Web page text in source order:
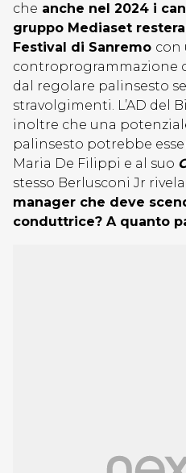
che anche nel 2024 i
gruppo Mediaset
Festival di Sanremo con
controprogrammazione
dal regolare palinsesto
stravolgimenti. L’AD del
inoltre che una
palinsesto potrebbe
Maria De Filippi e al suo
stesso Berlusconi Jr
manager che deve
conduttrice? A quanto